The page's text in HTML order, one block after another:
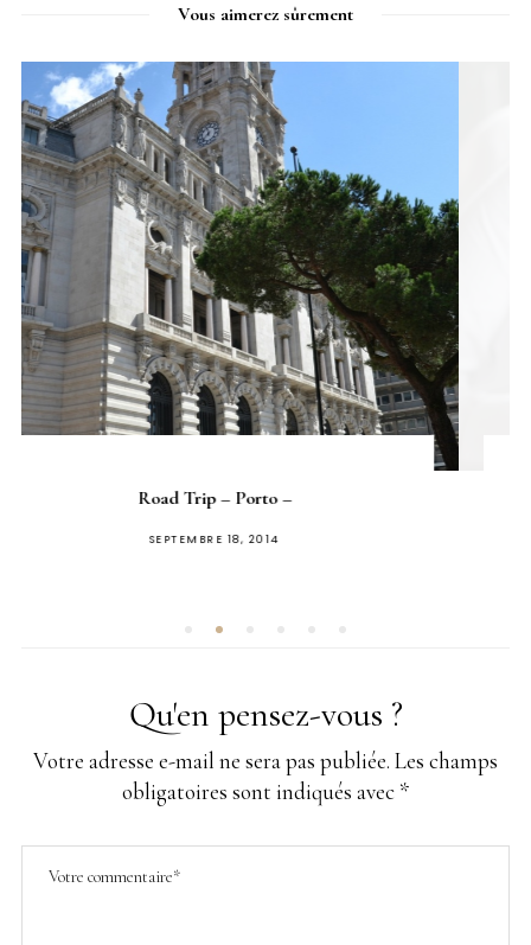
Vous aimerez sûrement
Happy Bulle – Chaton
PUBLIÉ
AVRIL 7, 2017
Qu'en pensez-vous ?
Votre adresse e-mail ne sera pas publiée. Les champs
obligatoires sont indiqués avec *